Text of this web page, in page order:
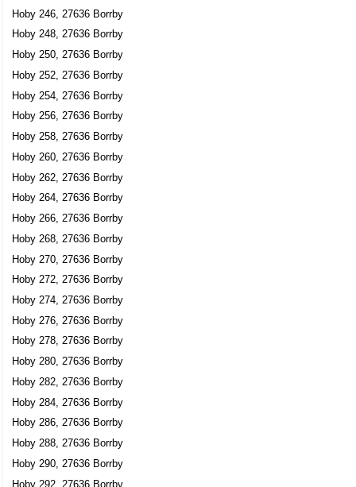
Hoby 246, 27636 Borrby
Hoby 248, 27636 Borrby
Hoby 250, 27636 Borrby
Hoby 252, 27636 Borrby
Hoby 254, 27636 Borrby
Hoby 256, 27636 Borrby
Hoby 258, 27636 Borrby
Hoby 260, 27636 Borrby
Hoby 262, 27636 Borrby
Hoby 264, 27636 Borrby
Hoby 266, 27636 Borrby
Hoby 268, 27636 Borrby
Hoby 270, 27636 Borrby
Hoby 272, 27636 Borrby
Hoby 274, 27636 Borrby
Hoby 276, 27636 Borrby
Hoby 278, 27636 Borrby
Hoby 280, 27636 Borrby
Hoby 282, 27636 Borrby
Hoby 284, 27636 Borrby
Hoby 286, 27636 Borrby
Hoby 288, 27636 Borrby
Hoby 290, 27636 Borrby
Hoby 292, 27636 Borrby